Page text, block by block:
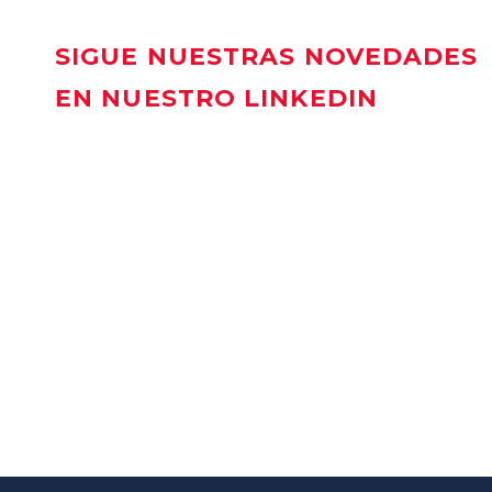
SIGUE NUESTRAS NOVEDADES
EN NUESTRO LINKEDIN